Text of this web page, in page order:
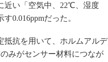
近い「空気中、22℃、湿度
0.016ppmだった。
抗を用いて、ホルムアルデ
みがセンサー材料につなが